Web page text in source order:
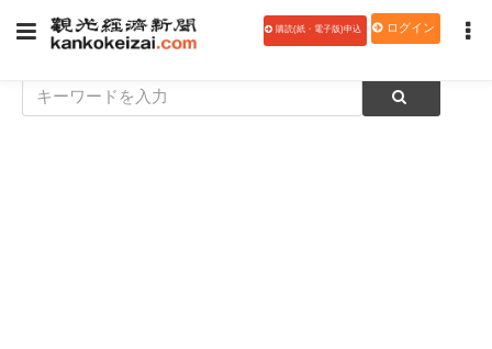
購読(紙・電子版)申込 ログイン